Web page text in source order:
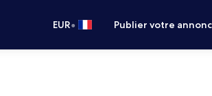
EUR• Publier votre